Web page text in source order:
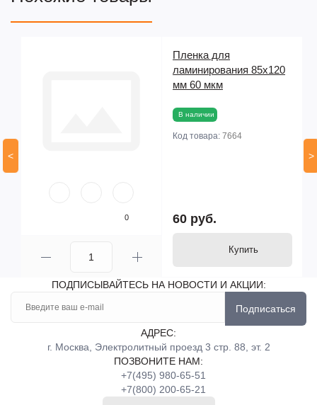
<
0
Пленка для
ламинирования 85х120
мм 60 мкм
В наличии
Код товара: 7664
60 руб.
Купить
>
ПОДПИСЫВАЙТЕСЬ НА НОВОСТИ И АКЦИИ:
Подписаться
АДРЕС:
г. Москва, Электролитный проезд 3 стр. 88, эт. 2
ПОЗВОНИТЕ НАМ:
+7(495) 980-65-51
+7(800) 200-65-21